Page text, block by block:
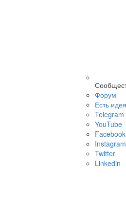
Форум
Есть
Telegram
YouTube
Facebook
Instagram
Twitter
Linkedin